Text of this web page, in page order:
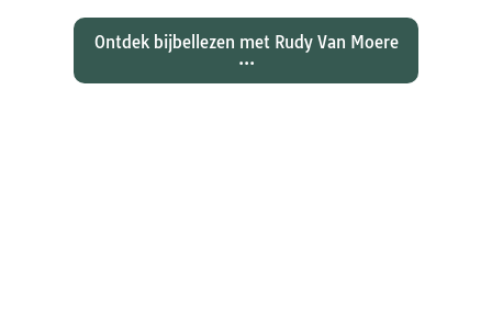
Ontdek bijbellezen met Rudy Van Moere
...